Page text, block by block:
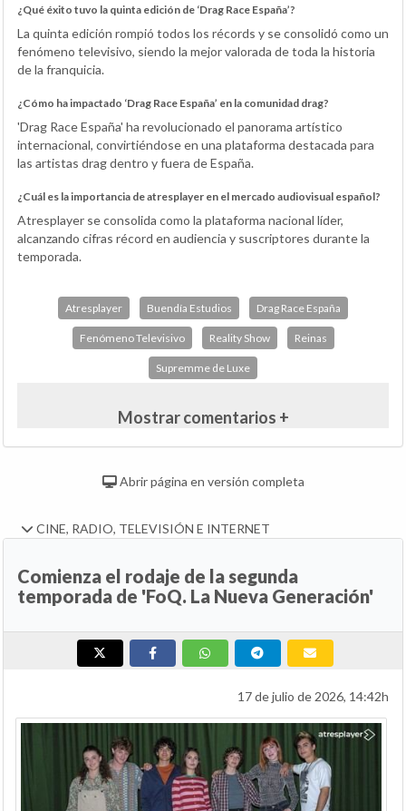
¿Qué éxito tuvo la quinta edición de ‘Drag Race España’?
La quinta edición rompió todos los récords y se consolidó como un
fenómeno televisivo, siendo la mejor valorada de toda la historia
de la franquicia.
¿Cómo ha impactado ‘Drag Race España’ en la comunidad drag?
'Drag Race España' ha revolucionado el panorama artístico
internacional, convirtiéndose en una plataforma destacada para
las artistas drag dentro y fuera de España.
¿Cuál es la importancia de atresplayer en el mercado audiovisual español?
Atresplayer se consolida como la plataforma nacional líder,
alcanzando cifras récord en audiencia y suscriptores durante la
temporada.
Atresplayer Buendía Estudios Drag Race España
Fenómeno Televisivo Reality Show Reinas
Supremme de Luxe
Mostrar comentarios +
Abrir página en versión completa
CINE, RADIO, TELEVISIÓN E INTERNET
Comienza el rodaje de la segunda
temporada de 'FoQ. La Nueva Generación'
17 de julio de 2026, 14:42h